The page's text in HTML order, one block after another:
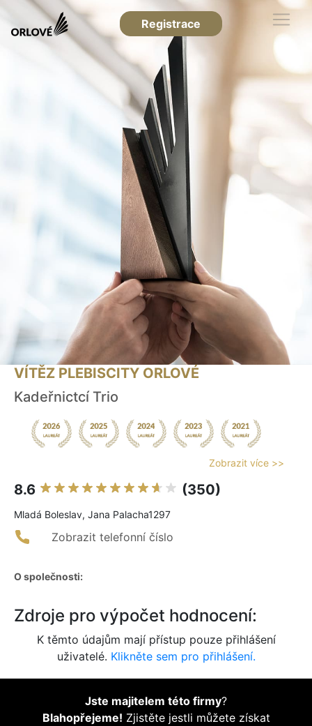
Registrace
VÍTĚZ PLEBISCITY ORLOVÉ
Kadeřnictcí Trio
Zobrazit více >>
8.6 (350)
Mladá Boleslav, Jana Palacha1297
Zobrazit telefonní číslo
O společnosti:
Zdroje pro výpočet hodnocení:
K těmto údajům mají přístup pouze přihlášení
uživatelé. Klikněte sem pro přihlášení.
Jste majitelem této firmy?
Blahopřejeme! Zjistěte jestli můžete získat